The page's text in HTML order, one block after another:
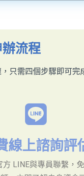
流程
只需四個步驟即可完
線上諮詢評
LINE與專員聯繫，